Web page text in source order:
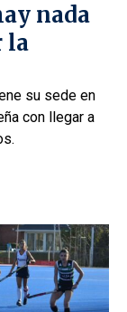
nada
la
su sede en
con llegar a